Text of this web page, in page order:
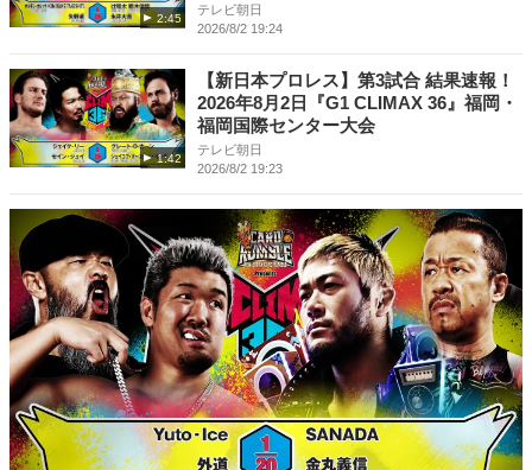
2:45
テレビ朝日
2026/8/2 19:24
1:42
【新日本プロレス】第3試合 結果速報！
2026年8月2日『G1 CLIMAX 36』福岡・
福岡国際センター大会
テレビ朝日
2026/8/2 19:23